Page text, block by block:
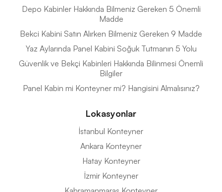
Depo Kabinler Hakkında Bilmeniz Gereken 5 Önemli
Madde
Bekci Kabini Satın Alırken Bilmeniz Gereken 9 Madde
Yaz Aylarında Panel Kabini Soğuk Tutmanın 5 Yolu
Güvenlik ve Bekçi Kabinleri Hakkında Bilinmesi Önemli
Bilgiler
Panel Kabin mi Konteyner mi? Hangisini Almalısınız?
Lokasyonlar
İstanbul Konteyner
Ankara Konteyner
Hatay Konteyner
İzmir Konteyner